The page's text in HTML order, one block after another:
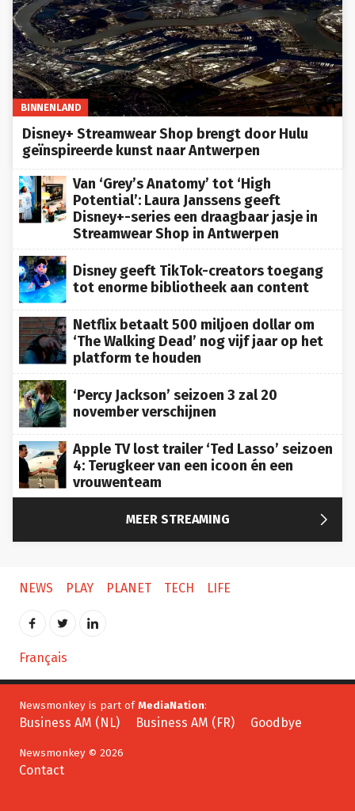
BINNENLAND
Disney+ Streamwear Shop brengt door Hulu
geïnspireerde kunst naar Antwerpen
Van ‘Grey’s Anatomy’ tot ‘High
Potential’: Laura Janssens geeft
Disney+-series een draagbaar jasje in
Streamwear Shop in Antwerpen
Disney geeft TikTok-creators toegang
tot enorme bibliotheek aan content
Netflix betaalt 500 miljoen dollar om
‘The Walking Dead’ nog vijf jaar op het
platform te houden
‘Percy Jackson’ seizoen 3 zal 20
november verschijnen
Apple TV lost trailer ‘Ted Lasso’ seizoen
4: Terugkeer van een icoon én een
vrouwenteam
MEER STREAMING 
NEWS PLAY PLANET TECH LIFE
Français
Newsmonkey is part of MediaNation
Business AM (NL) Business AM (FR) Goodbye
Newsmonkey © 2026
Contact